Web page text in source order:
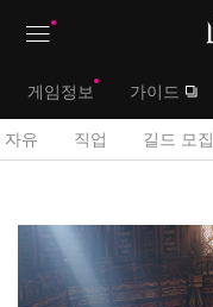
뉴
게임정보 가이드
자유 직업 길드 모집
략
판